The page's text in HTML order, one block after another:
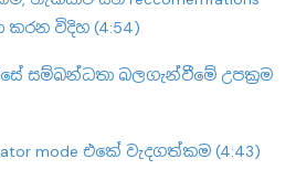
කරන විදිහ (4:54)
සම්බන්ධතා බලගැන්වීමේ උපක්‍රම
mode එකේ වැදගත්කම (4:43)